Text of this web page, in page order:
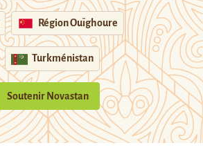
Région Ouïghoure
Turkménistan
Soutenir Novastan